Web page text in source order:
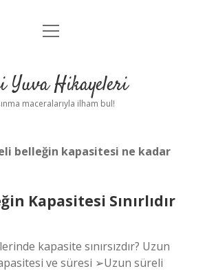
Anasayfa
Yasal Uyarı
menüyü
Yuva Hikayeleri
maceralarıyla ilham bul!
belleğin kapasitesi ne kadar
Kapasitesi Sınırlıdır
kapasite sınırsızdır? Uzun
ve süresi ➢Uzun süreli